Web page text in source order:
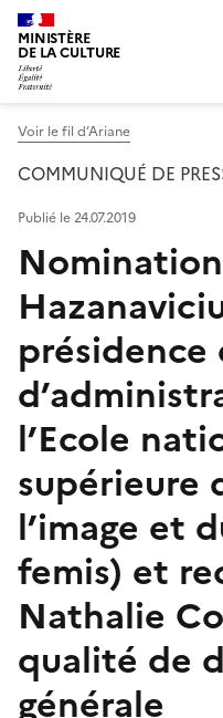
MINISTÈRE
DE LA CULTURE
Voir le fil d’Ariane
COMMUNIQUÉ DE
présidence
l’Ecole
supérieure
l’image et
femis) et
Nathalie
qualité de
générale
Publié le 24.07.2019